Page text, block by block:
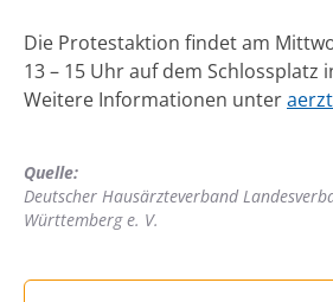
Die Protestaktion findet am
13 – 15 Uhr auf dem Schlossplatz
Weitere Informationen unter
Quelle:
Deutscher Hausärzteverband
Württemberg e. V.